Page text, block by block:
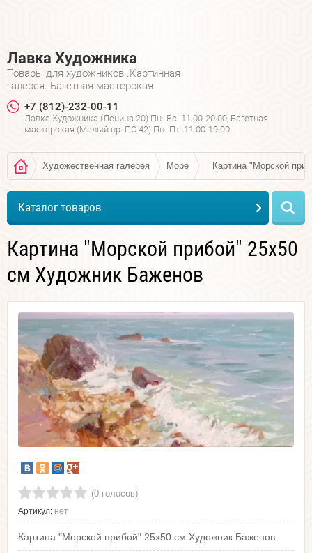
Лавка Художника
Товары для художников .Картинная
галерея. Багетная мастерская
+7 (812)-232-00-11
Лавка Художника (Ленина 20) Пн.-Вс. 11.00-20.00, Багетная
мастерская (Малый пр. ПС 42) Пн.-Пт. 11.00-19.00
Художественная галерея Море Картина "Морской
Каталог товаров
Картина "Морской прибой" 25х50
см Художник Баженов
(0 голосов)
Артикул: нет
Картина "Морской прибой" 25х50 см Художник Баженов